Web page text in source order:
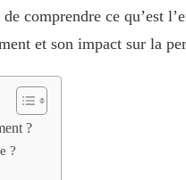
comprendre ce qu’est
et son impact sur la
?
?